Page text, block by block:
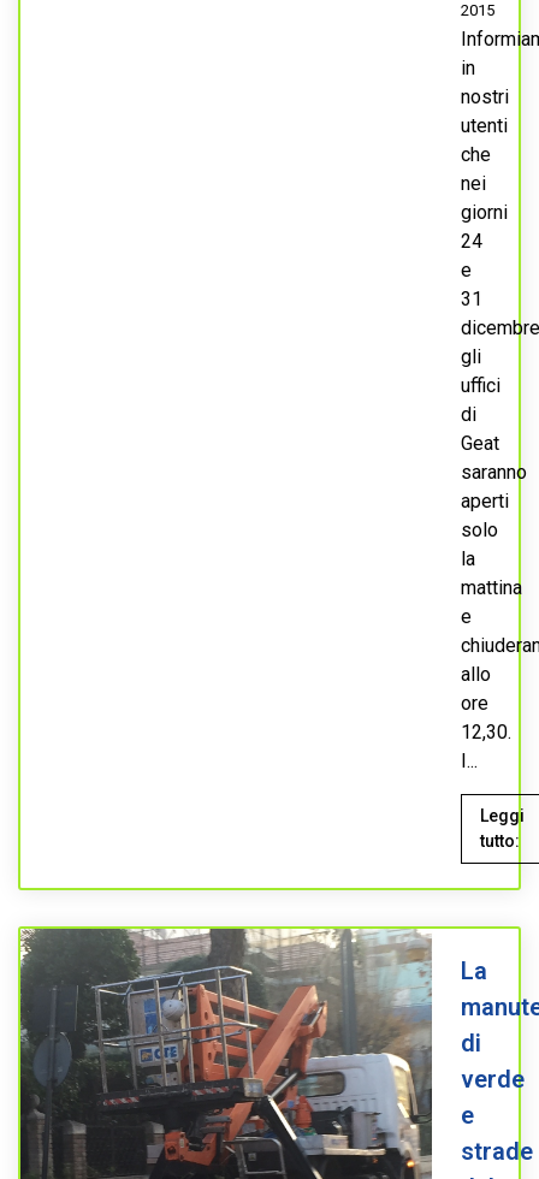
2015
in
nostri
utenti
che
nei
giorni
24
e
31
dicembre
gli
uffici
di
Geat
saranno
aperti
solo
la
mattina
e
allo
ore
12,30.
I...
Leggi
tutto:
La
di
verde
e
strade